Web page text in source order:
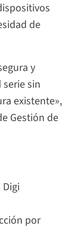
de
y
sin
existente»,
Gestión de
por